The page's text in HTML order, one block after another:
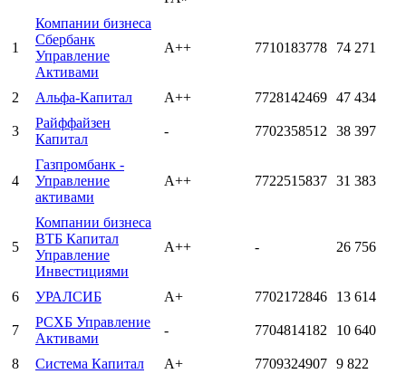
1
Компании бизнеса
Сбербанк
Управление
Активами
А++ 7710183778 74 271
2 Альфа-Капитал А++ 7728142469 47 434
3
Райффайзен
Капитал
- 7702358512 38 397
4
Газпромбанк -
Управление
активами
А++ 7722515837 31 383
5
Компании бизнеса
ВТБ Капитал
Управление
Инвестициями
А++ - 26 756
6 УРАЛСИБ А+ 7702172846 13 614
7
РСХБ Управление
Активами
- 7704814182 10 640
8 Система Капитал А+ 7709324907 9 822